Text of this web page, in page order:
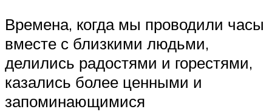
Времена, когда мы проводили часы
вместе с близкими людьми,
делились радостями и горестями,
казались более ценными и
запоминающимися